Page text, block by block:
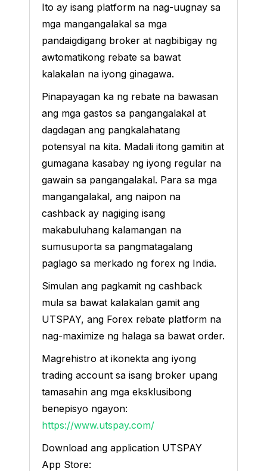
Ito ay isang platform na nag-uugnay sa
mga mangangalakal sa mga
pandaigdigang broker at nagbibigay ng
awtomatikong rebate sa bawat
kalakalan na iyong ginagawa.
Pinapayagan ka ng rebate na bawasan
ang mga gastos sa pangangalakal at
dagdagan ang pangkalahatang
potensyal na kita. Madali itong gamitin at
gumagana kasabay ng iyong regular na
gawain sa pangangalakal. Para sa mga
mangangalakal, ang naipon na
cashback ay nagiging isang
makabuluhang kalamangan na
sumusuporta sa pangmatagalang
paglago sa merkado ng forex ng India.
Simulan ang pagkamit ng cashback
mula sa bawat kalakalan gamit ang
UTSPAY, ang Forex rebate platform na
nag-maximize ng halaga sa bawat order.
Magrehistro at ikonekta ang iyong
trading account sa isang broker upang
tamasahin ang mga eksklusibong
benepisyo ngayon:
https://www.utspay.com/
Download ang application UTSPAY
App Store: